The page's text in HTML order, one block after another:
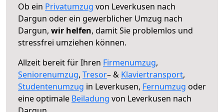
Ob ein Privatumzug von Leverkusen nach
Dargun oder ein gewerblicher Umzug nach
Dargun, wir helfen, damit Sie problemlos und
stressfrei umziehen können.
Allzeit bereit für Ihren Firmenumzug,
Seniorenumzug, Tresor– & Klaviertransport,
Studentenumzug in Leverkusen, Fernumzug oder
eine optimale Beiladung von Leverkusen nach